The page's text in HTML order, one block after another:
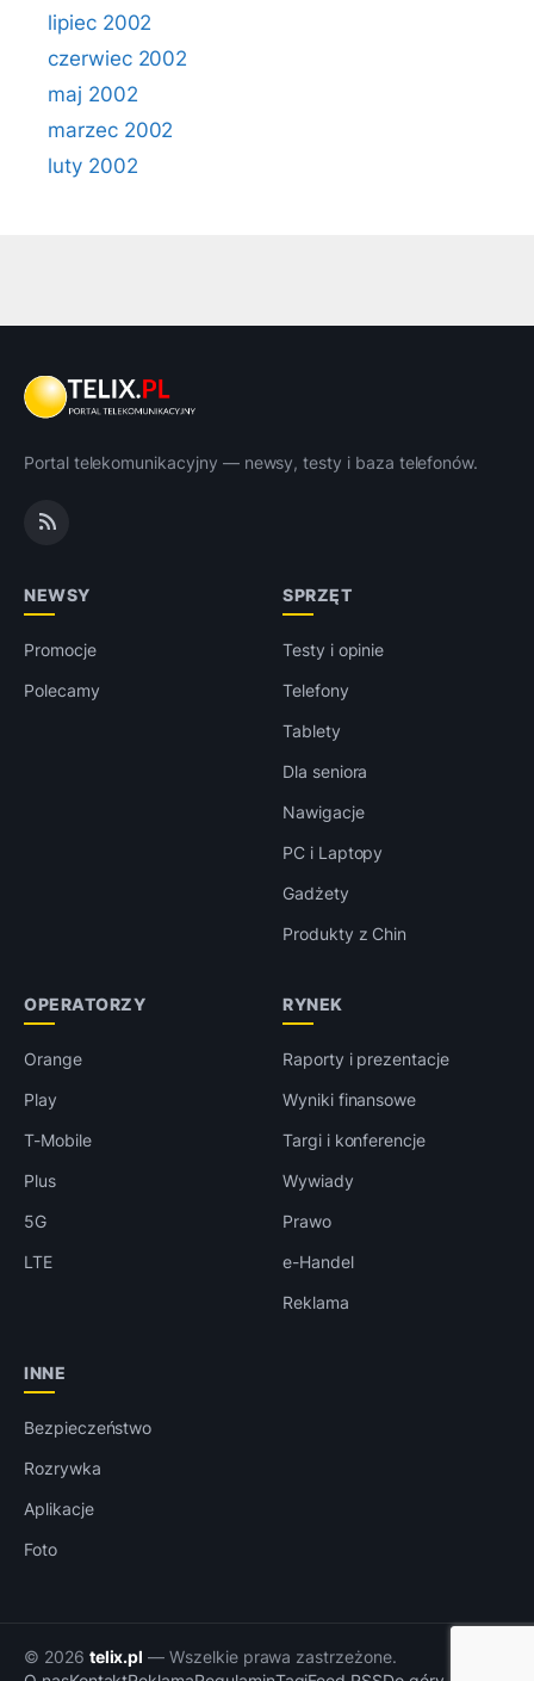
lipiec 2002
czerwiec 2002
maj 2002
marzec 2002
luty 2002
Portal telekomunikacyjny — newsy, testy i baza telefonów.
NEWSY
Promocje
Polecamy
SPRZĘT
Testy i opinie
Telefony
Tablety
Dla seniora
Nawigacje
PC i Laptopy
Gadżety
Produkty z Chin
OPERATORZY
Orange
Play
T-Mobile
Plus
5G
LTE
RYNEK
Raporty i prezentacje
Wyniki finansowe
Targi i konferencje
Wywiady
Prawo
e-Handel
Reklama
INNE
Bezpieczeństwo
Rozrywka
Aplikacje
Foto
© 2026 telix.pl — Wszelkie prawa zastrzeżone.